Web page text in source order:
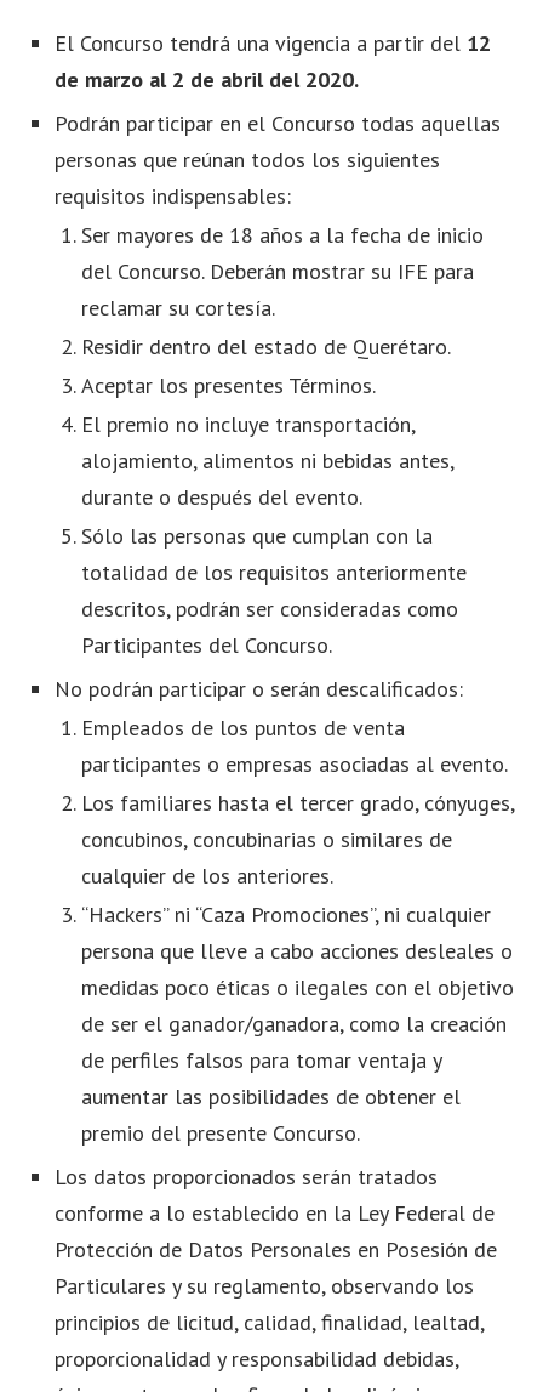
El Concurso tendrá una vigencia a partir del 12
de marzo al 2 de abril del 2020.
Podrán participar en el Concurso todas aquellas
personas que reúnan todos los siguientes
requisitos indispensables:
Ser mayores de 18 años a la fecha de inicio
del Concurso. Deberán mostrar su IFE para
reclamar su cortesía.
Residir dentro del estado de Querétaro.
Aceptar los presentes Términos.
El premio no incluye transportación,
alojamiento, alimentos ni bebidas antes,
durante o después del evento.
Sólo las personas que cumplan con la
totalidad de los requisitos anteriormente
descritos, podrán ser consideradas como
Participantes del Concurso.
No podrán participar o serán descalificados:
Empleados de los puntos de venta
participantes o empresas asociadas al evento.
Los familiares hasta el tercer grado, cónyuges,
concubinos, concubinarias o similares de
cualquier de los anteriores.
“Hackers” ni “Caza Promociones”, ni cualquier
persona que lleve a cabo acciones desleales o
medidas poco éticas o ilegales con el objetivo
de ser el ganador/ganadora, como la creación
de perfiles falsos para tomar ventaja y
aumentar las posibilidades de obtener el
premio del presente Concurso.
Los datos proporcionados serán tratados
conforme a lo establecido en la Ley Federal de
Protección de Datos Personales en Posesión de
Particulares y su reglamento, observando los
principios de licitud, calidad, finalidad, lealtad,
proporcionalidad y responsabilidad debidas,